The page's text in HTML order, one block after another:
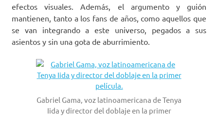
efectos visuales. Además, el argumento y guión
mantienen, tanto a los fans de años, como aquellos que
se van integrando a este universo, pegados a sus
asientos y sin una gota de aburrimiento.
Gabriel Gama, voz latinoamericana de Tenya
Iida y director del doblaje en la primer